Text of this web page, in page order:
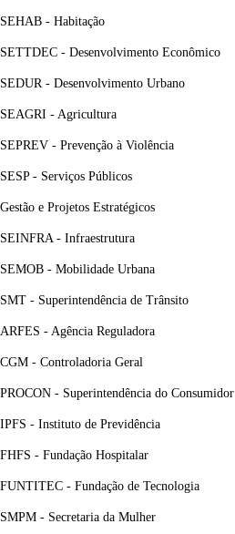
SEHAB - Habitação
SETTDEC - Desenvolvimento Econômico
SEDUR - Desenvolvimento Urbano
SEAGRI - Agricultura
SEPREV - Prevenção à Violência
SESP - Serviços Públicos
Gestão e Projetos Estratégicos
SEINFRA - Infraestrutura
SEMOB - Mobilidade Urbana
SMT - Superintendência de Trânsito
ARFES - Agência Reguladora
CGM - Controladoria Geral
PROCON - Superintendência do Consumidor
IPFS - Instituto de Previdência
FHFS - Fundação Hospitalar
FUNTITEC - Fundação de Tecnologia
SMPM - Secretaria da Mulher